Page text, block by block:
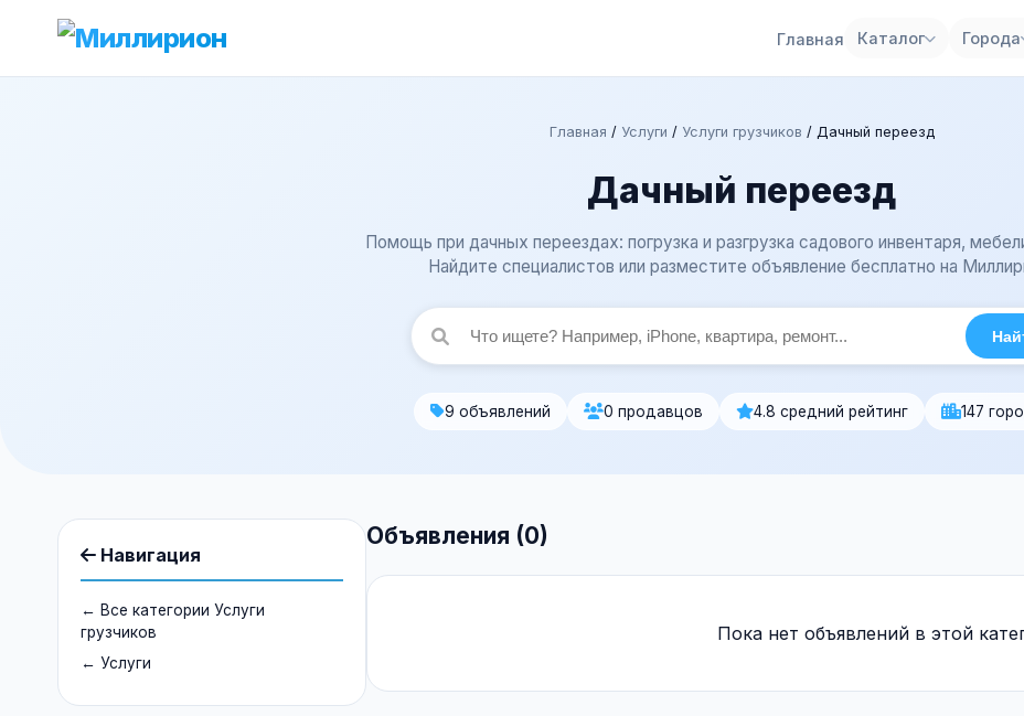
Главная Каталог Города
Главная / Услуги / Услуги грузчиков / Дачный переезд
Дачный переезд
Помощь при дачных переездах: погрузка и разгрузка садового инвентаря,
Найдите специалистов или разместите объявление бесплатно на
9 объявлений 0 продавцов 4.8 средний рейтинг 147
Навигация
← Все категории Услуги
грузчиков
← Услуги
Объявления (0)
Пока нет объявлений в этой